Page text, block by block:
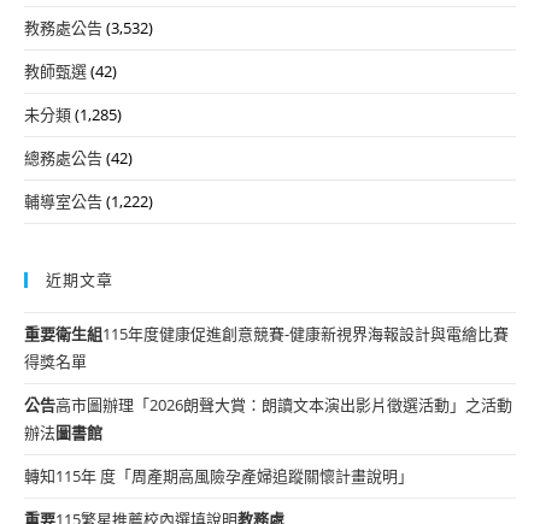
教務處公告(3,532)
教師甄選(42)
未分類(1,285)
總務處公告(42)
輔導室公告(1,222)
近期文章
重要衛生組115年度健康促進創意競賽-健康新視界海報設計與電繪比賽
得獎名單
公告高市圖辦理「2026朗聲大賞：朗讀文本演出影片徵選活動」之活動
辦法圖書館
轉知115年 度「周產期高風險孕產婦追蹤關懷計畫說明」
重要115繁星推薦校內選填說明教務處